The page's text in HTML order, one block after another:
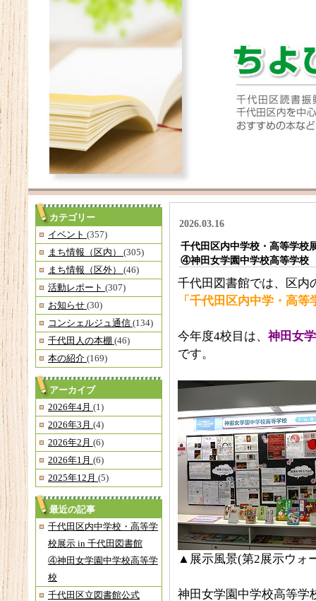
カテゴリー
イベント (357)
まち情報（区内） (305)
まち情報（区外） (46)
活動レポート (307)
お知らせ (30)
コンシェルジュ通信 (134)
千代田人の本棚 (46)
本の紹介 (169)
アーカイブ
2026年4月 (1)
2026年3月 (4)
2026年2月 (6)
2026年1月 (6)
2025年12月 (5)
最近の記事
千代田区内中学校・高等学
校展示 in 千代田図書館
④神田女学園中学校高等学
校
千代田区立図書館公式
2026.03.16
千代田区内中学校・高等学校
④神田女学園中学校高等学校
千代田図書館では、区内
「千代田区内中学・高
今年度4校目は、神田女
です。
▲展示風景(第2展示ウォ
神田女学園中学校高等学